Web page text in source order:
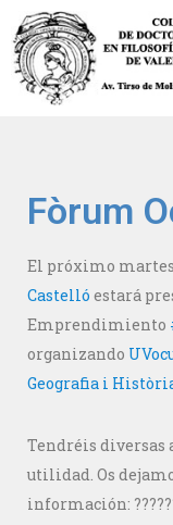
Saltar
al
Fòrum
El próximo
Castelló estará
Emprendimiento
organizando
Geografia i
Tendréis diversas
utilidad. Os
información: ????